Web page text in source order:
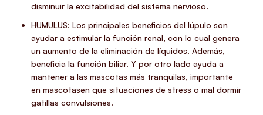
disminuir la excitabilidad del sistema nervioso.
HUMULUS: Los principales beneficios del lúpulo son
ayudar a estimular la función renal, con lo cual genera
un aumento de la eliminación de líquidos. Además,
beneficia la función biliar. Y por otro lado ayuda a
mantener a las mascotas más tranquilas, importante
en mascotasen que situaciones de stress o mal dormir
gatillas convulsiones.